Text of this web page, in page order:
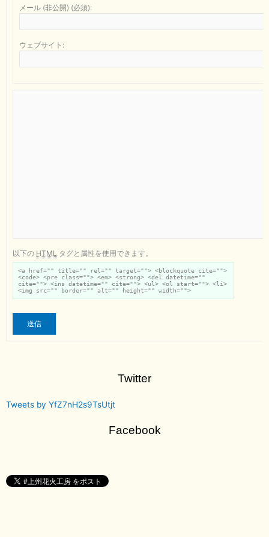
メール (非公開) (必須):
ウェブサイト:
以下の HTML タグと属性を使用できます。
<a href="" title="" rel="" target=""> <blockquote cite="">
<code> <pre class=""> <em> <strong> <del datetime=""
cite=""> <ins datetime="" cite=""> <ul> <ol start=""> <li>
<img src="" border="" alt="" height="" width="">
送信
Twitter
Tweets by YfZ7nH2s9TsUtjt
Facebook